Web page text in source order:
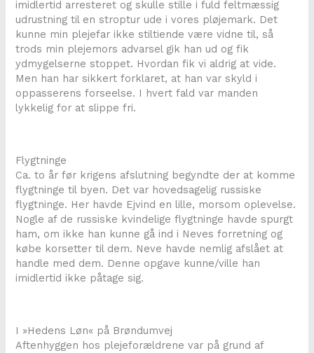
imidlertid arresteret og skulle stille i fuld feltmæssig
udrustning til en stroptur ude i vores pløjemark. Det
kunne min plejefar ikke stiltiende være vidne til, så
trods min plejemors advarsel gik han ud og fik
ydmygelserne stoppet. Hvordan fik vi aldrig at vide.
Men han har sikkert forklaret, at han var skyld i
oppasserens forseelse. I hvert fald var manden
lykkelig for at slippe fri.
Flygtninge
Ca. to år før krigens afslutning begyndte der at komme
flygtninge til byen. Det var hovedsagelig russiske
flygtninge. Her havde Ejvind en lille, morsom oplevelse.
Nogle af de russiske kvindelige flygtninge havde spurgt
ham, om ikke han kunne gå ind i Neves forretning og
købe korsetter til dem. Neve havde nemlig afslået at
handle med dem. Denne opgave kunne/ville han
imidlertid ikke påtage sig.
I »Hedens Løn« på Brøndumvej
Aftenhyggen hos plejeforældrene var på grund af